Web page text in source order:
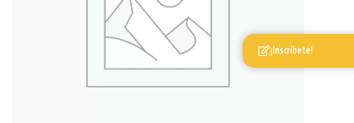
¡Inscríbete!